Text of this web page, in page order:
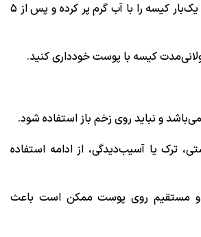
قبل از اولین استفاده، یک‌بار کیسه را با آب گرم پر کرده و پس از ۵
کیسه با پوست خودداری کنید.
و نباید روی زخم باز استفاده شود.
ترک یا آسیب‌دیدگی، از ادامه استفاده
و مستقیم روی پوست ممکن است باعث